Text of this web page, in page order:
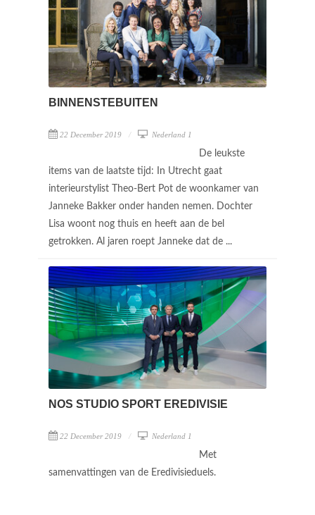
BINNENSTEBUITEN
22 December 2019 Nederland 1
De leukste
items van de laatste tijd: In Utrecht gaat
interieurstylist Theo-Bert Pot de woonkamer van
Janneke Bakker onder handen nemen. Dochter
Lisa woont nog thuis en heeft aan de bel
getrokken. Al jaren roept Janneke dat de ...
NOS STUDIO SPORT EREDIVISIE
22 December 2019 Nederland 1
Met
samenvattingen van de Eredivisieduels.